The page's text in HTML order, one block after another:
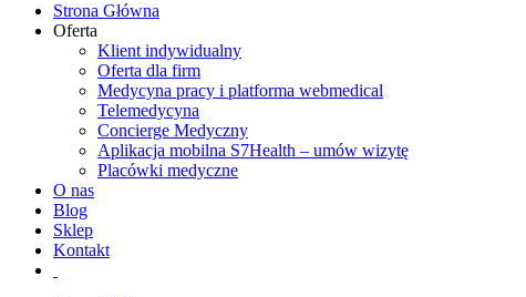
Strona Główna
Oferta
Klient indywidualny
Oferta dla firm
Medycyna pracy i platforma webmedical
Telemedycyna
Concierge Medyczny
Aplikacja mobilna S7Health – umów wizytę
Placówki medyczne
O nas
Blog
Sklep
Kontakt